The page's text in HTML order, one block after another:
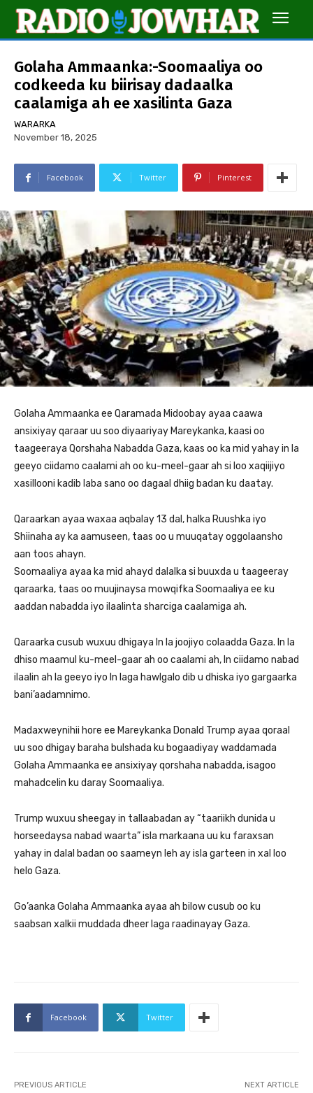
Golaha Ammaanka:-Soomaaliya oo
codkeeda ku biirisay dadaalka
caalamiga ah ee xasilinta Gaza
WARARKA
November 18, 2025
Facebook Twitter Pinterest
Golaha Ammaanka ee Qaramada Midoobay ayaa caawa
ansixiyay qaraar uu soo diyaariyay Mareykanka, kaasi oo
taageeraya Qorshaha Nabadda Gaza, kaas oo ka mid yahay in la
geeyo ciidamo caalami ah oo ku-meel-gaar ah si loo xaqiijiyo
xasillooni kadib laba sano oo dagaal dhiig badan ku daatay.
Qaraarkan ayaa waxaa aqbalay 13 dal, halka Ruushka iyo
Shiinaha ay ka aamuseen, taas oo u muuqatay oggolaansho
aan toos ahayn.
Soomaaliya ayaa ka mid ahayd dalalka si buuxda u taageeray
qaraarka, taas oo muujinaysa mowqifka Soomaaliya ee ku
aaddan nabadda iyo ilaalinta sharciga caalamiga ah.
Qaraarka cusub wuxuu dhigaya In la joojiyo colaadda Gaza. In la
dhiso maamul ku-meel-gaar ah oo caalami ah, In ciidamo nabad
ilaalin ah la geeyo iyo In laga hawlgalo dib u dhiska iyo gargaarka
bani’aadamnimo.
Madaxweynihii hore ee Mareykanka Donald Trump ayaa qoraal
uu soo dhigay baraha bulshada ku bogaadiyay waddamada
Golaha Ammaanka ee ansixiyay qorshaha nabadda, isagoo
mahadcelin ku daray Soomaaliya.
Trump wuxuu sheegay in tallaabadan ay “taa­riikh dunida u
horseedaysa nabad waarta” isla markaana uu ku faraxsan
yahay in dalal badan oo saameyn leh ay isla garteen in xal loo
helo Gaza.
Go’aanka Golaha Ammaanka ayaa ah bilow cusub oo ku
saabsan xalkii muddada dheer laga raadinayay Gaza.
Facebook Twitter
PREVIOUS ARTICLE NEXT ARTICLE